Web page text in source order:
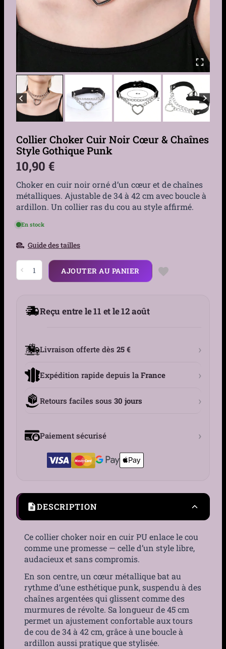
Collier Choker Cuir Noir Cœur & Chaînes
Style Gothique Punk
10,90 €
Choker en cuir noir orné d’un cœur et de chaînes
métalliques. Ajustable de 34 à 42 cm avec boucle à
ardillon. Un collier ras du cou au style affirmé.
En stock
Guide des tailles
quantité
de
Collier
Cœur
Gothique
Punk
AJOUTER AU PANIER
Reçu entre le 11 et le 12 août
Livraison offerte dès 25 € ›
Expédition rapide depuis la France ›
Retours faciles sous 30 jours ›
Paiement sécurisé ›
DESCRIPTION
Ce collier choker noir en cuir PU enlace le cou
comme une promesse — celle d’un style libre,
audacieux et sans compromis.
En son centre, un cœur métallique bat au
rythme d’une esthétique punk, suspendu à des
chaînes argentées qui glissent comme des
murmures de révolte. Sa longueur de 45 cm
permet un ajustement confortable aux tours
de cou de 34 à 42 cm, grâce à une boucle à
ardillon aussi pratique que stylisée.